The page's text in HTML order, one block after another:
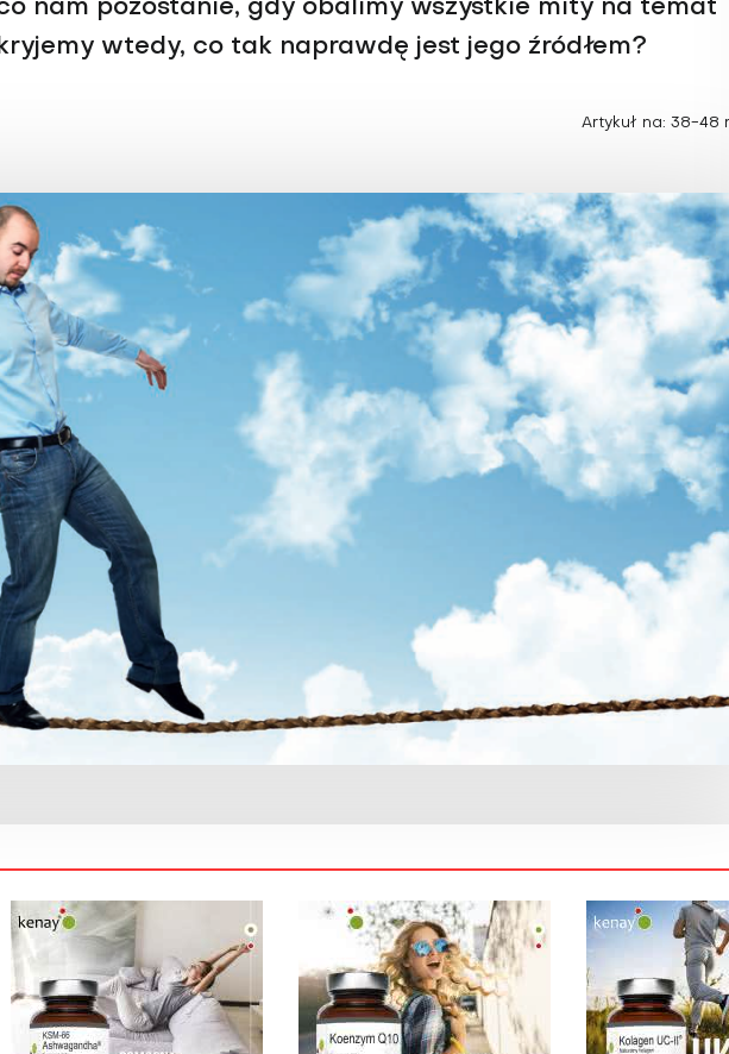
kobiece
Choroby laryngologiczne
Choroby zębów i dziąseł
Nowotwory
Odporność
nam pozostanie, gdy obalimy wszystkie mity na temat
wtedy, co tak naprawdę jest jego źródłem?
Artykuł na: 38-48